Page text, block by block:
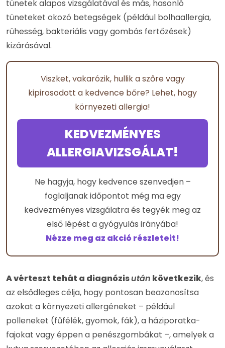
tünetek alapos vizsgálatával és más, hasonló
tüneteket okozó betegségek (például bolhaallergia,
rühesség, bakteriális vagy gombás fertőzések)
kizárásával.
Viszket, vakarózik, hullik a szőre vagy
kipirosodott a kedvence bőre? Lehet, hogy
környezeti allergia!
KEDVEZMÉNYES
ALLERGIAVIZSGÁLAT!
Ne hagyja, hogy kedvence szenvedjen –
foglaljanak időpontot még ma egy
kedvezményes vizsgálatra és tegyék meg az
első lépést a gyógyulás irányába!
Nézze meg az akció részleteit!
A vérteszt tehát a diagnózisután következik, és
az elsődleges célja, hogy pontosan beazonosítsa
azokat a környezeti allergéneket – például
polleneket (fűfélék, gyomok, fák), a háziporatka-
fajokat vagy éppen a penészgombákat –, amelyek a